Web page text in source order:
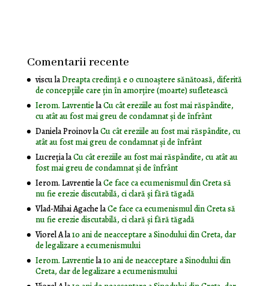
Comentarii recente
visculaDreapta credință e o cunoaștere sănătoasă, diferită
de concepțiile care țin în amorțire (moarte) sufletească
Ierom. LavrentielaCu cât ereziile au fost mai răspândite,
cu atât au fost mai greu de condamnat și de înfrânt
Daniela ProinovlaCu cât ereziile au fost mai răspândite, cu
atât au fost mai greu de condamnat și de înfrânt
LucrețialaCu cât ereziile au fost mai răspândite, cu atât au
fost mai greu de condamnat și de înfrânt
Ierom. LavrentielaCe face ca ecumenismul din Creta să
nu fie erezie discutabilă, ci clară și fără tăgadă
Vlad-Mihai AgachelaCe face ca ecumenismul din Creta să
nu fie erezie discutabilă, ci clară și fără tăgadă
Viorel Ala10 ani de neacceptare a Sinodului din Creta, dar
de legalizare a ecumenismului
Ierom. Lavrentiela10 ani de neacceptare a Sinodului din
Creta, dar de legalizare a ecumenismului